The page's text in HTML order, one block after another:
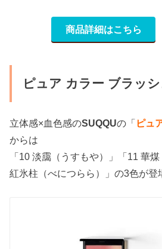
商品詳細はこちら
ピュア カラー ブラッシ
立体感×血色感のSUQQUの「 ピュ
からは
「10 淡靄（うすもや）」「11 華
紅氷柱（べにつらら）」の3色が登